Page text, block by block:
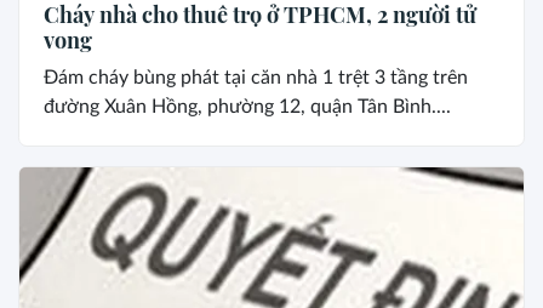
Cháy nhà cho thuê trọ ở TPHCM, 2 người tử
vong
Đám cháy bùng phát tại căn nhà 1 trệt 3 tầng trên
đường Xuân Hồng, phường 12, quận Tân Bình....